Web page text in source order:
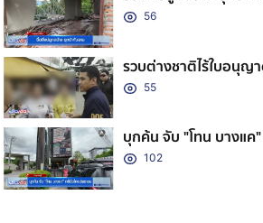
56
รวบต่างชาติไร้ใบอนุญ
55
บุกค้น จับ "โทน บางแค
102